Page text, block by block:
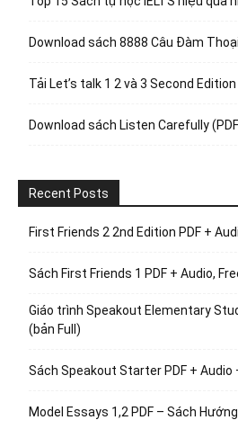
Download sách 8888 Câu Đàm
Tải Let’s talk 1 2 và 3 Second
Download sách Listen Carefully
Recent Posts
First Friends 2 2nd Edition PDF +
Sách First Friends 1 PDF + Audio,
Giáo trình Speakout Elementary
(bản Full)
Sách Speakout Starter PDF + Audio
Model Essays 1,2 PDF – Sách